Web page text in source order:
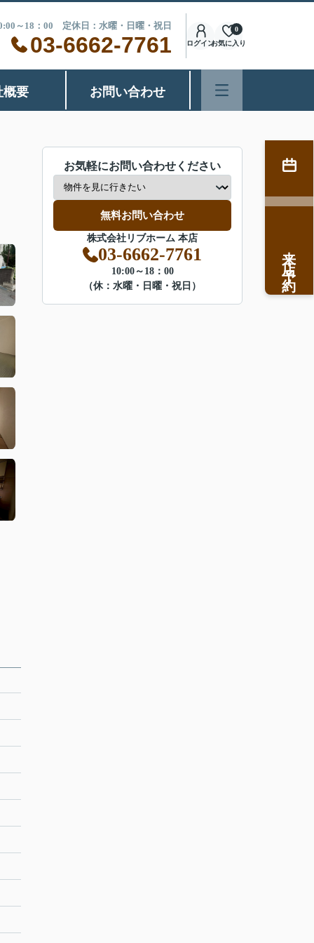
～18：00 定休日：水曜・日曜・祝日
03-6662-7761 ログインお気に入り
0
概要 お問い合わせ
お気軽にお問い合わせください
無料お問い合わせ
株式会社リブホーム 本店
03-6662-7761
10:00～18：00
（休：水曜・日曜・祝日）
来店予約